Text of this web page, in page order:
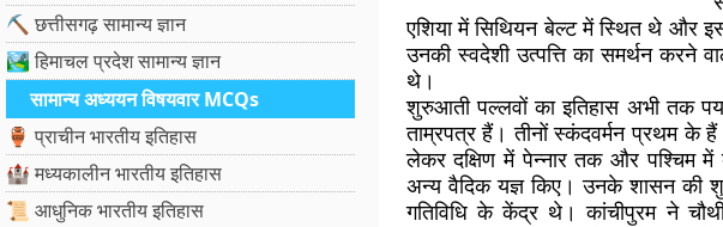
⛏️ छत्तीसगढ़ सामान्य ज्ञान
🏞️ हिमाचल प्रदेश सामान्य ज्ञान
सामान्य अध्ययन विषयवार MCQs
🏺 प्राचीन भारतीय इतिहास
🏰 मध्यकालीन भारतीय इतिहास
📜 आधुनिक भारतीय इतिहास
एशिया में सिथियन बेल्ट में स्थित थे और
उनकी स्वदेशी उत्पत्ति का समर्थन
थे।
शुरुआती पल्लवों का इतिहास अभी तक
ताम्रपत्र हैं। तीनों स्कंदवर्मन प्रथम के
लेकर दक्षिण में पेन्नार तक और पश्चिम
अन्य वैदिक यज्ञ किए। उनके शासन की
गतिविधि के केंद्र थे। कांचीपुरम ने